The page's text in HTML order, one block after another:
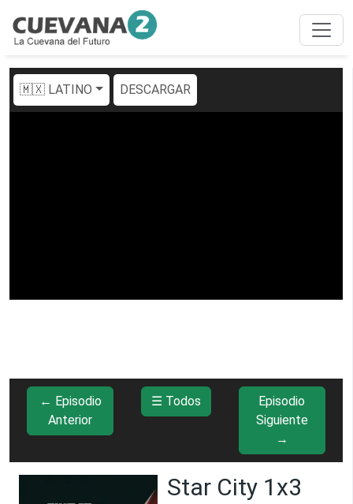
🇲🇽 LATINO DESCARGAR
← Episodio
Anterior
☰ Todos
Episodio
Siguiente
→
Star City 1x3